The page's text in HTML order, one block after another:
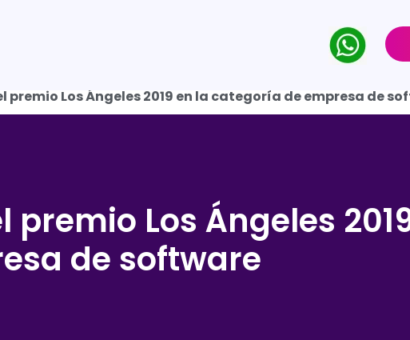
premio Los Ángeles 2019 en la categoría de empresa de
Los Ángeles
de software